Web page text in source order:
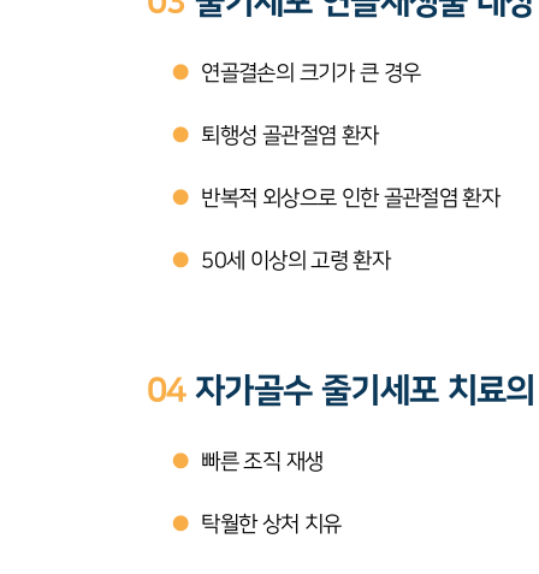
● 연골결손의 크기가 큰 경우
● 퇴행성 골관절염 환자
● 반복적 외상으로 인한 골관절염 환자
● 50세 이상의 고령 환자
04자가골수 줄기세포 치료
● 빠른 조직 재생
● 탁월한 상처 치유